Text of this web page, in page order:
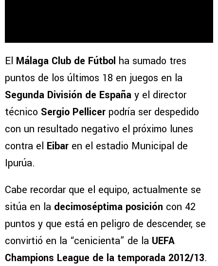
El Málaga Club de Fútbol ha sumado tres
puntos de los últimos 18 en juegos en la
Segunda División de España y el director
técnico Sergio Pellicer podría ser despedido
con un resultado negativo el próximo lunes
contra el Eibar en el estadio Municipal de
Ipurúa.
Cabe recordar que el equipo, actualmente se
sitúa en la decimoséptima posición con 42
puntos y que está en peligro de descender, se
convirtió en la “cenicienta” de la UEFA
Champions League de la temporada 2012/13.